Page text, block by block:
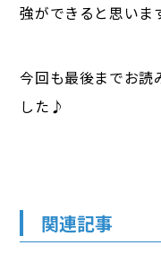
強ができると思いま
今回も最後までお読
した♪
関連記事